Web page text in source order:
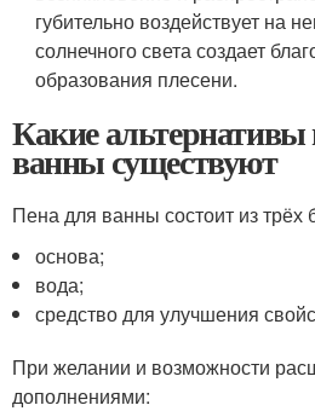
губительно воздействует на
солнечного света создает
образования плесени.
Какие
ванны существуют
Пена для ванны состоит из трёх
основа;
вода;
средство для улучшения
При желании и возможности
дополнениями: